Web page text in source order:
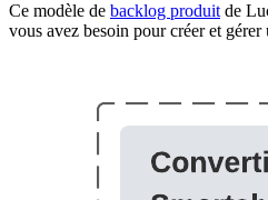
Ce modèle de backlog produit de
vous avez besoin pour créer et